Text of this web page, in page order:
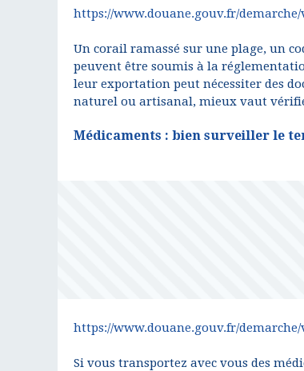
https://www.douane.gouv.fr/demarche/
Un corail ramassé sur une plage, un
peuvent être soumis à la
leur exportation peut nécessiter des
naturel ou artisanal, mieux vaut
Médicaments : bien surveiller le
https://www.douane.gouv.fr/demarche/
Si vous transportez avec vous des